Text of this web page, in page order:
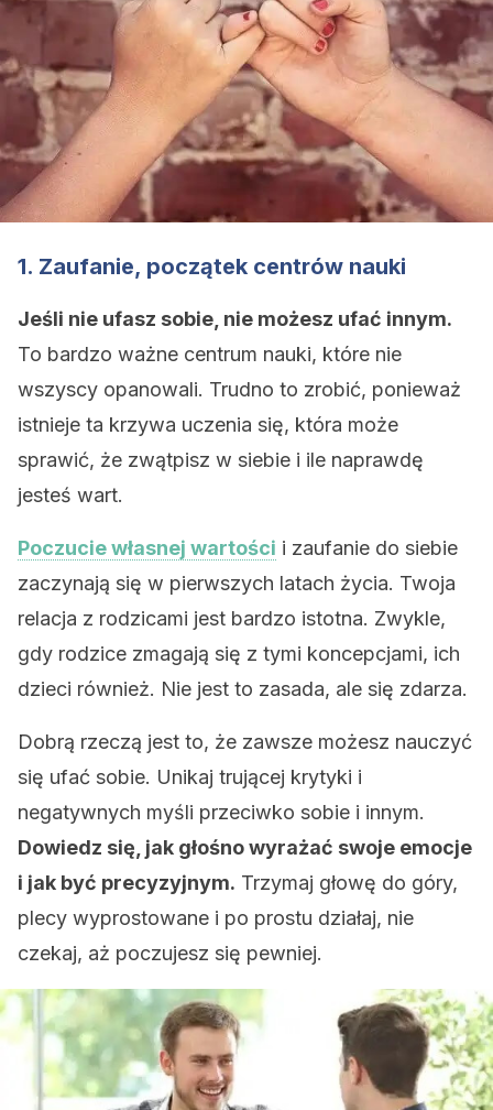
1. Zaufanie, początek centrów nauki
Jeśli nie ufasz sobie, nie możesz ufać innym.
To bardzo ważne centrum nauki, które nie
wszyscy opanowali. Trudno to zrobić, ponieważ
istnieje ta krzywa uczenia się, która może
sprawić, że zwątpisz w siebie i ile naprawdę
jesteś wart.
Poczucie własnej wartości i zaufanie do siebie
zaczynają się w pierwszych latach życia. Twoja
relacja z rodzicami jest bardzo istotna. Zwykle,
gdy rodzice zmagają się z tymi koncepcjami, ich
dzieci również. Nie jest to zasada, ale się zdarza.
Dobrą rzeczą jest to, że zawsze możesz nauczyć
się ufać sobie. Unikaj trującej krytyki i
negatywnych myśli przeciwko sobie i innym.
Dowiedz się, jak głośno wyrażać swoje emocje
i jak być precyzyjnym. Trzymaj głowę do góry,
plecy wyprostowane i po prostu działaj, nie
czekaj, aż poczujesz się pewniej.